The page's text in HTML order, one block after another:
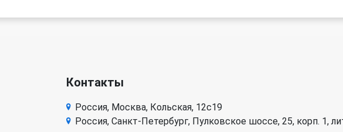
Контакты
Россия, Москва, Кольская, 12с19
Россия, Санкт-Петербург, Пулковское шоссе, 25, корп. 1,